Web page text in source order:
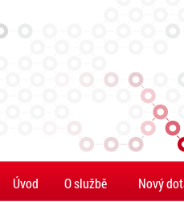
Úvod O službě Nový